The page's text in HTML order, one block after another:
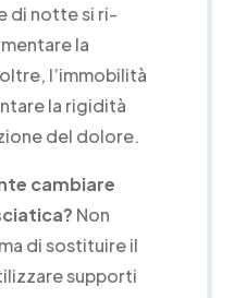
di notte si ri-
la
l’immobilità
la rigidità
del dolore.
cambiare
Non
di sostituire il
supporti